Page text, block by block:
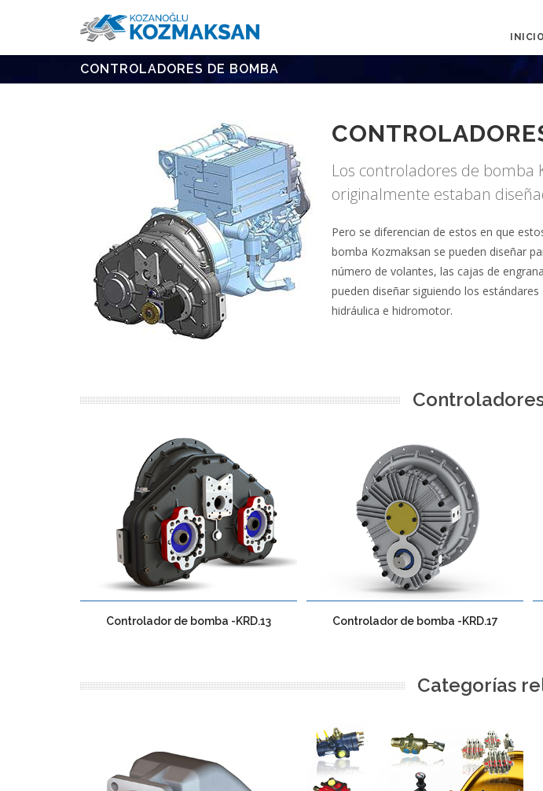
INICIO
CONTROLADORES DE BOMBA
Los controladores de bomba
originalmente estaban
Pero se diferencian de estos en que
bomba Kozmaksan se pueden diseñar
número de volantes, las cajas de
pueden diseñar siguiendo los
hidráulica e hidromotor.
Controlador de bomba -KRD.13 Controlador de bomba -KRD.17
Categorías